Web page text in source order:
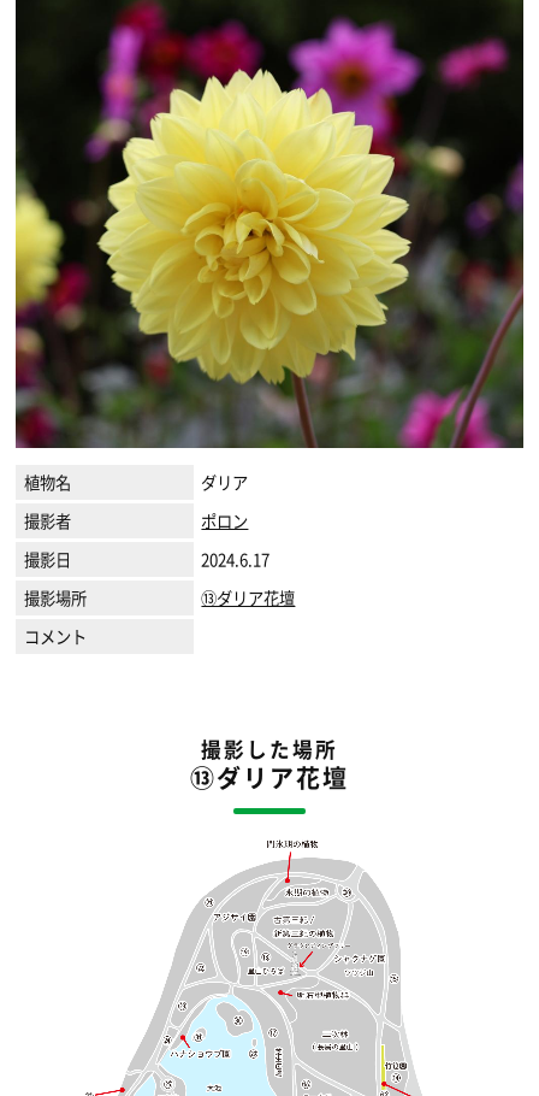
植物名
ダリア
撮影者
ポロン
撮影日
2024.6.17
撮影場所
⑬ダリア花壇
コメント
撮影した場所
⑬ダリア花壇